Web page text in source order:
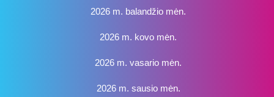
2026 m. balandžio mėn.
2026 m. kovo mėn.
2026 m. vasario mėn.
2026 m. sausio mėn.